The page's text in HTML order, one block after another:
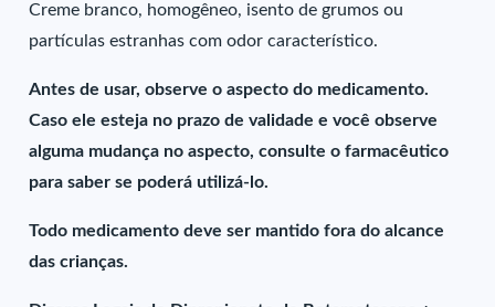
Creme branco, homogêneo, isento de grumos ou
partículas estranhas com odor característico.
Antes de usar, observe o aspecto do medicamento.
Caso ele esteja no prazo de validade e você observe
alguma mudança no aspecto, consulte o farmacêutico
para saber se poderá utilizá-lo.
Todo medicamento deve ser mantido fora do alcance
das crianças.